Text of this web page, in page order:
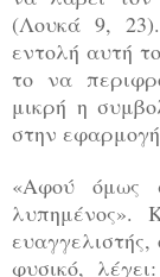
(Λουκά 9,
εντολή αυτή
το να
μικρή η
στην
«Αφού όμως
λυπημένος».
φυσικό,